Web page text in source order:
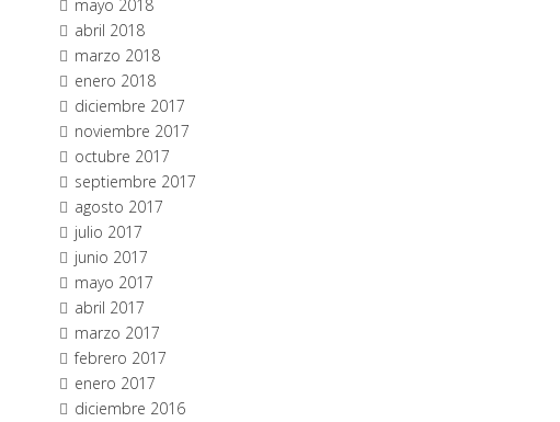
mayo 2018
abril 2018
marzo 2018
enero 2018
diciembre 2017
noviembre 2017
octubre 2017
septiembre 2017
agosto 2017
julio 2017
junio 2017
mayo 2017
abril 2017
marzo 2017
febrero 2017
enero 2017
diciembre 2016